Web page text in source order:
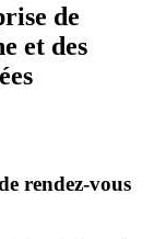
de
et des
rendez-vous